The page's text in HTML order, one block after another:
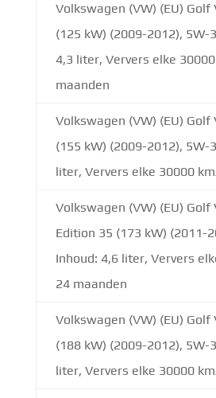
Volkswagen (VW) (EU) Golf
(125 kW) (2009-2012), 5W-
4,3 liter, Ververs elke
maanden
Volkswagen (VW) (EU) Golf
(155 kW) (2009-2012), 5W-
liter, Ververs elke 30000
Volkswagen (VW) (EU) Golf
Edition 35 (173 kW) (2011-
Inhoud: 4,6 liter, Ververs
24 maanden
Volkswagen (VW) (EU) Golf
(188 kW) (2009-2012), 5W-
liter, Ververs elke 30000